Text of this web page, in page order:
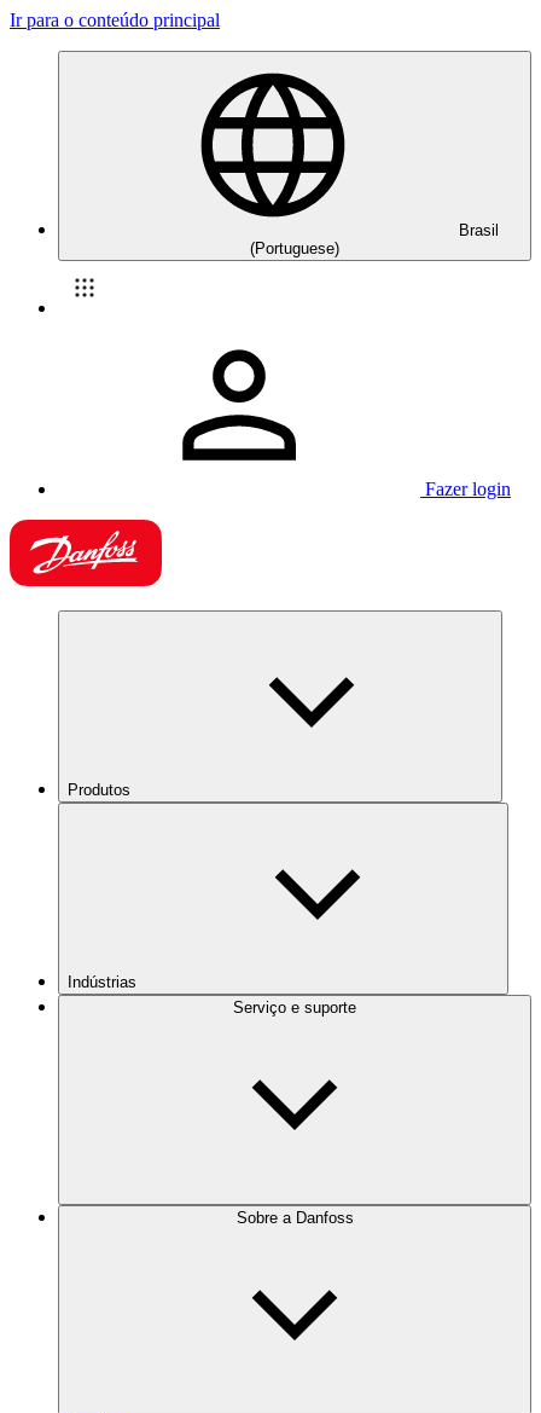
Ir para o conteúdo principal
Brasil
(Portuguese)
Fazer login
Produtos
Indústrias
Serviço e suporte
Sobre a Danfoss